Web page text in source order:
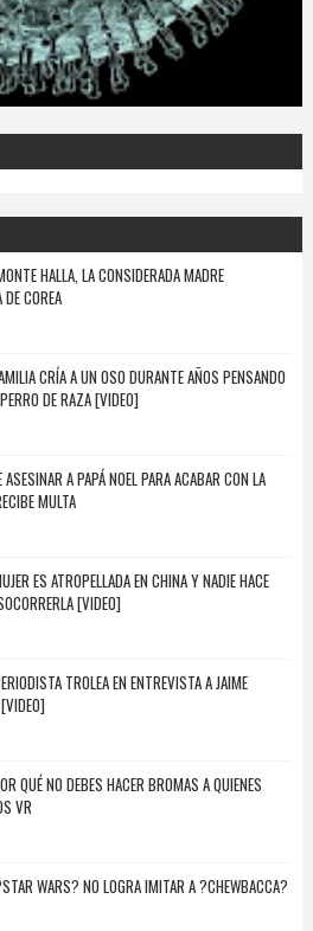
HALLA, LA CONSIDERADA MADRE
COREA
CRÍA A UN OSO DURANTE AÑOS PENSANDO
DE RAZA [VIDEO]
A PAPÁ NOEL PARA ACABAR CON LA
MULTA
ES ATROPELLADA EN CHINA Y NADIE HACE
[VIDEO]
TROLEA EN ENTREVISTA A JAIME
QUÉ NO DEBES HACER BROMAS A QUIENES
VR
WARS? NO LOGRA IMITAR A ?CHEWBACCA?